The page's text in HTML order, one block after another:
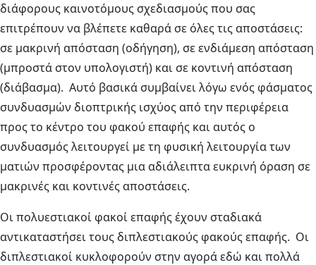
διάφορους καινοτόμους σχεδιασμούς που σας
επιτρέπουν να βλέπετε καθαρά σε όλες τις αποστάσεις:
σε μακρινή απόσταση (οδήγηση), σε ενδιάμεση απόσταση
(μπροστά στον υπολογιστή) και σε κοντινή απόσταση
(διάβασμα). Αυτό βασικά συμβαίνει λόγω ενός φάσματος
συνδυασμών διοπτρικής ισχύος από την περιφέρεια
προς το κέντρο του φακού επαφής και αυτός ο
συνδυασμός λειτουργεί με τη φυσική λειτουργία των
ματιών προσφέροντας μια αδιάλειπτα ευκρινή όραση σε
μακρινές και κοντινές αποστάσεις.
Οι πολυεστιακοί φακοί επαφής έχουν σταδιακά
αντικαταστήσει τους διπλεστιακούς φακούς επαφής. Οι
διπλεστιακοί κυκλοφορούν στην αγορά εδώ και πολλά